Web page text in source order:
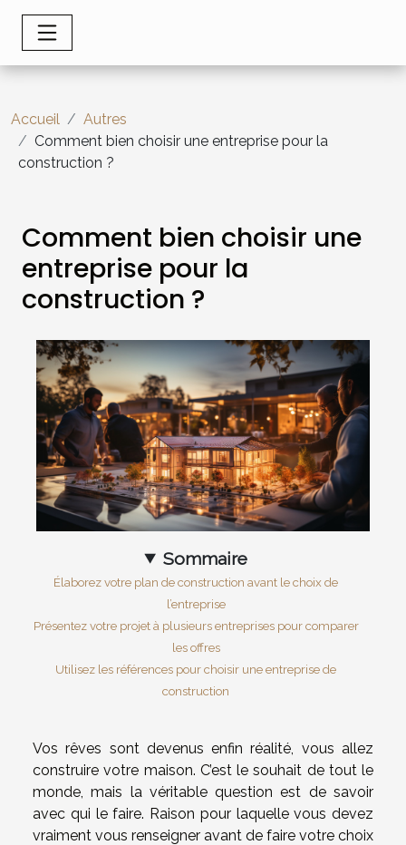
Accueil
Autres
Comment bien choisir une entreprise pour la
construction ?
Comment bien choisir une
entreprise pour la
construction ?
Sommaire
Élaborez votre plan de construction avant le choix de
l’entreprise
Présentez votre projet à plusieurs entreprises pour comparer
les offres
Utilisez les références pour choisir une entreprise de
construction
Vos rêves sont devenus enfin réalité, vous allez
construire votre maison. C’est le souhait de tout le
monde, mais la véritable question est de savoir
avec qui le faire. Raison pour laquelle vous devez
vraiment vous renseigner avant de faire votre choix